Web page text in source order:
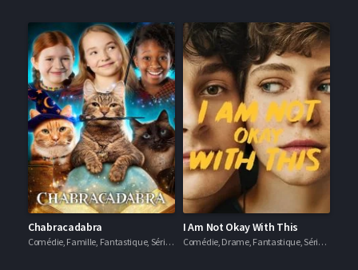
Chabracadabra
Comédie, Famille, Fantastique, Séries VF
I Am Not Okay With This
Comédie, Drame, Fantastique, Séries VF